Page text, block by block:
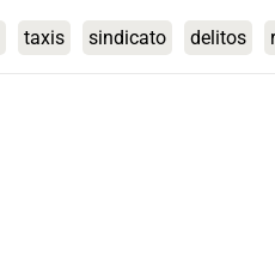
taxis sindicato delitos